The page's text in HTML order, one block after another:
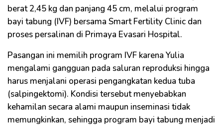
berat 2,45 kg dan panjang 45 cm, melalui program
bayi tabung (IVF) bersama Smart Fertility Clinic dan
proses persalinan di Primaya Evasari Hospital.
Pasangan ini memilih program IVF karena Yulia
mengalami gangguan pada saluran reproduksi hingga
harus menjalani operasi pengangkatan kedua tuba
(salpingektomi). Kondisi tersebut menyebabkan
kehamilan secara alami maupun inseminasi tidak
memungkinkan, sehingga program bayi tabung menjadi